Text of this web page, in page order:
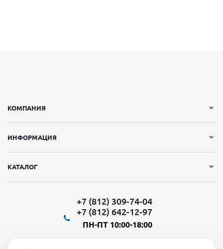
КОМПАНИЯ
ИНФОРМАЦИЯ
КАТАЛОГ
+7 (812) 309-74-04
+7 (812) 642-12-97
ПН-ПТ 10:00-18:00